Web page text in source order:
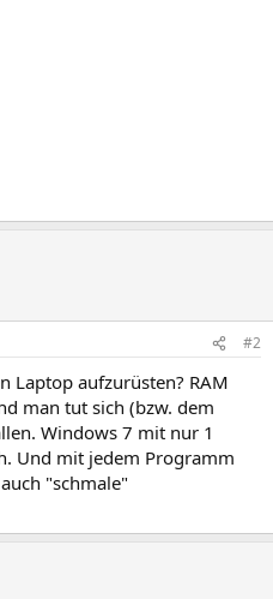
#2
Laptop aufzurüsten? RAM
man tut sich (bzw. dem
Windows 7 mit nur 1
Und mit jedem Programm
"schmale"